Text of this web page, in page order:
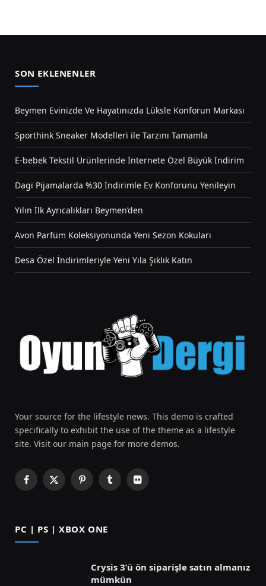
SON EKLENENLER
Beymen Evinizde Ve Hayatınızda Lüksle Konforun Markası
Sporthink Sneaker Modelleri ile Tarzını Tamamla
E-bebek Tekstil Ürünlerinde İnternete Özel Büyük İndirim
Dagi Pijamalarda %30 İndirimle Ev Konforunu Yenileyin
Yılın İlk Ayrıcalıkları Beymen’den
Avon Parfüm Koleksiyonunda Yeni Sezon Kokuları
Desa Özel İndirimleriyle Yeni Yıla Şıklık Katın
Your source for the lifestyle news. This demo is crafted
specifically to exhibit the use of the theme as a lifestyle
site. Visit our main page for more demos.
Facebook
X
PinterestTumblrFlickr
PC | PS | XBOX ONE
Crysis 3’ü ön siparişle satın almanız
mümkün